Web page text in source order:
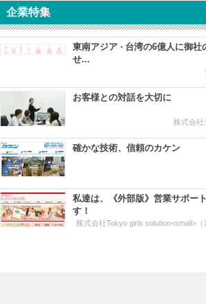
企業特集
東南アジア ‧ 台湾の6億人に御社
せ...
お客様との対話を大切に
株式会社
確かな技術、信頼のカケン
私達は、《外部版》営業サポー
す！
株式会社Tokyo girls solution<small>